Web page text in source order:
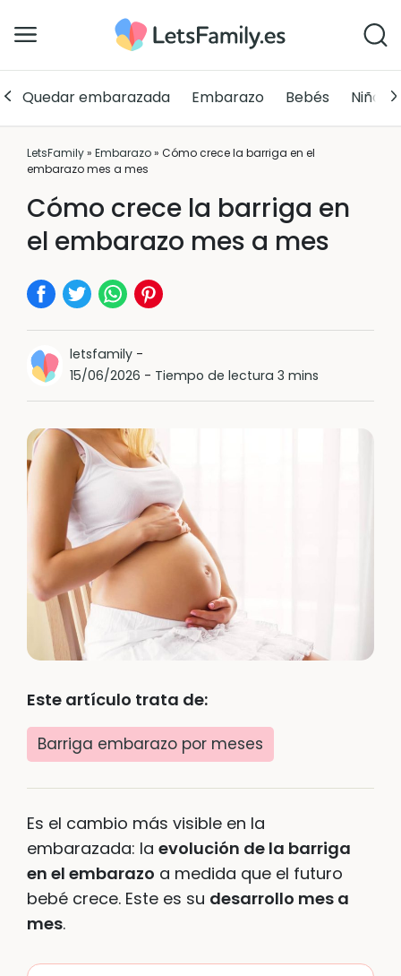
Quedar embarazada Embarazo Bebés Niños
LetsFamily» Embarazo» Cómo crece la barriga en el
embarazo mes a mes
Cómo crece la barriga en
el embarazo mes a mes
letsfamily -
15/06/2026 - Tiempo de lectura 3 mins
Este artículo trata de:
Barriga embarazo por meses
Es el cambio más visible en la
embarazada: la evolución de la barriga
en el embarazo a medida que el futuro
bebé crece. Este es su desarrollo mes a
mes.